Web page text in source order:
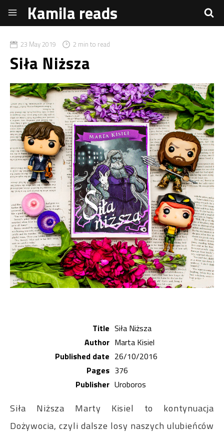
Kamila reads
23 May 2019 2 min to read
Siła Niższa
Title Siła Niższa
Author Marta Kisiel
Published date 26/10/2016
Pages 376
Publisher Uroboros
Siła Niższa Marty Kisiel to kontynuacja
Dożywocia, czyli dalsze losy naszych ulubieńców